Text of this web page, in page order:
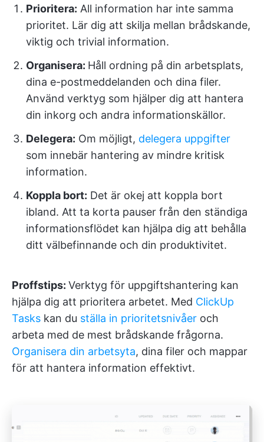
Prioritera: All information har inte samma
prioritet. Lär dig att skilja mellan brådskande,
viktig och trivial information.
Organisera: Håll ordning på din arbetsplats,
dina e-postmeddelanden och dina filer.
Använd verktyg som hjälper dig att hantera
din inkorg och andra informationskällor.
Delegera: Om möjligt, delegera uppgifter
som innebär hantering av mindre kritisk
information.
Koppla bort: Det är okej att koppla bort
ibland. Att ta korta pauser från den ständiga
informationsflödet kan hjälpa dig att behålla
ditt välbefinnande och din produktivitet.
Proffstips: Verktyg för uppgiftshantering kan
hjälpa dig att prioritera arbetet. Med ClickUp
Tasks kan du ställa in prioritetsnivåer och
arbeta med de mest brådskande frågorna.
Organisera din arbetsyta, dina filer och mappar
för att hantera information effektivt.